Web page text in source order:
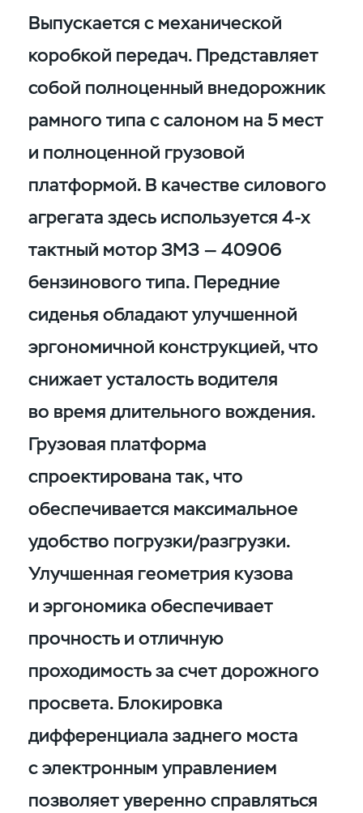
Выпускается с механической
коробкой передач. Представляет
собой полноценный внедорожник
рамного типа с салоном на 5 мест
и полноценной грузовой
платформой. В качестве силового
агрегата здесь используется 4-х
тактный мотор ЗМЗ — 40906
бензинового типа. Передние
сиденья обладают улучшенной
эргономичной конструкцией, что
снижает усталость водителя
во время длительного вождения.
Грузовая платформа
спроектирована так, что
обеспечивается максимальное
удобство погрузки/разгрузки.
Улучшенная геометрия кузова
и эргономика обеспечивает
прочность и отличную
проходимость за счет дорожного
просвета. Блокировка
дифференциала заднего моста
с электронным управлением
позволяет уверенно справляться